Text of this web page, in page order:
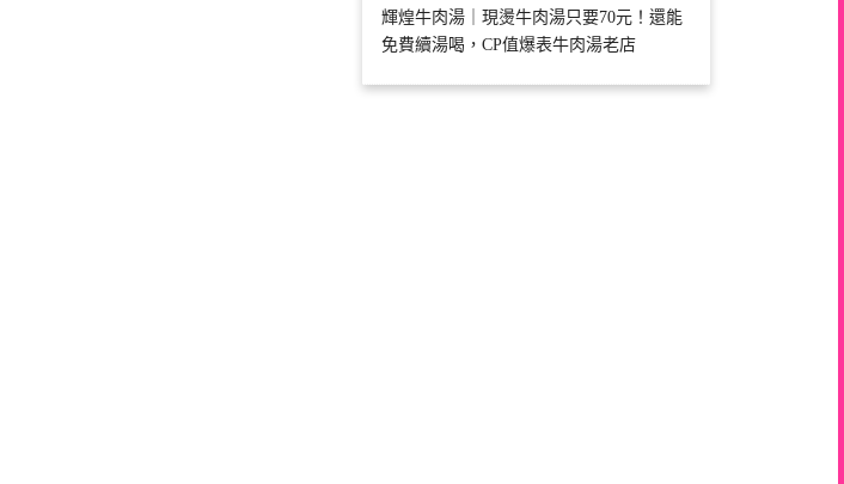
輝煌牛肉湯｜現燙牛肉湯只要70元！還能
免費續湯喝，CP值爆表牛肉湯老店